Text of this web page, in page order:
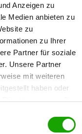
Anzeigen zu
Medien anbieten zu
zu
zu Ihrer
Partner für soziale
Unsere Partner
mit weiteren
haben oder
gesammelt